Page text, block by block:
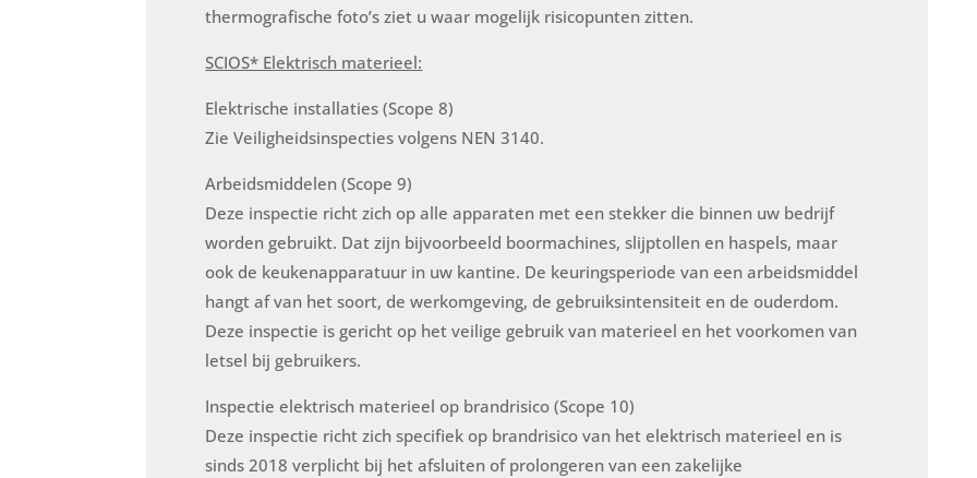
thermografische foto’s ziet u waar mogelijk risicopunten zitten.
SCIOS* Elektrisch materieel:
Elektrische installaties (Scope 8)
Zie Veiligheidsinspecties volgens NEN 3140.
Arbeidsmiddelen (Scope 9)
Deze inspectie richt zich op alle apparaten met een stekker die binnen uw bedrijf
worden gebruikt. Dat zijn bijvoorbeeld boormachines, slijptollen en haspels, maar
ook de keukenapparatuur in uw kantine. De keuringsperiode van een arbeidsmiddel
hangt af van het soort, de werkomgeving, de gebruiksintensiteit en de ouderdom.
Deze inspectie is gericht op het veilige gebruik van materieel en het voorkomen van
letsel bij gebruikers.
Inspectie elektrisch materieel op brandrisico (Scope 10)
Deze inspectie richt zich specifiek op brandrisico van het elektrisch materieel en is
sinds 2018 verplicht bij het afsluiten of prolongeren van een zakelijke